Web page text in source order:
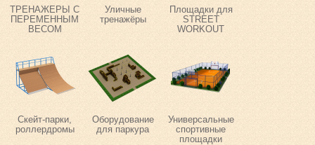
ТРЕНАЖЕРЫ С
ПЕРЕМЕННЫМ
ВЕСОМ
Уличные
тренажёры
Площадки для
STREET
WORKOUT
Скейт-парки,
роллердромы
Оборудование
для паркура
Универсальные
спортивные
площадки